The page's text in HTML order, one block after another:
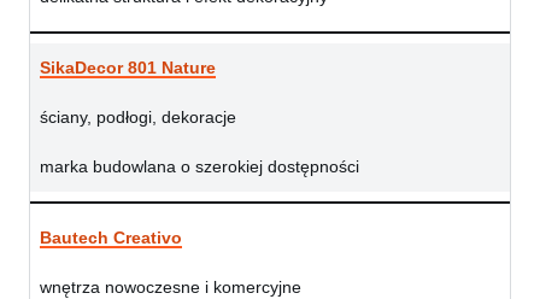
SikaDecor 801 Nature
ściany, podłogi, dekoracje
marka budowlana o szerokiej dostępności
Bautech Creativo
wnętrza nowoczesne i komercyjne